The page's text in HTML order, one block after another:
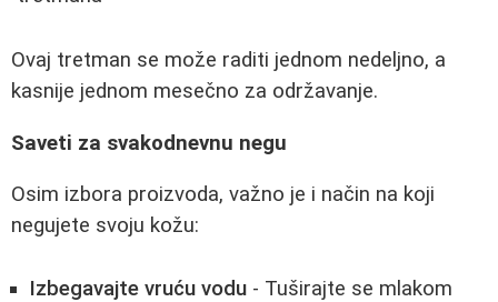
Ovaj tretman se može raditi jednom nedeljno, a
kasnije jednom mesečno za održavanje.
Saveti za svakodnevnu negu
Osim izbora proizvoda, važno je i način na koji
negujete svoju kožu:
Izbegavajte vruću vodu - Tuširajte se mlakom